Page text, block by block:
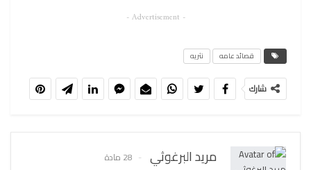
- Advertisement -
قصائد عامه نثريه
شارك
مريد البرغوثي 28 مادة